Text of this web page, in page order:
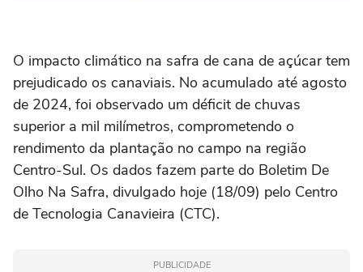
O impacto climático na safra de cana de açúcar tem
prejudicado os canaviais. No acumulado até agosto
de 2024, foi observado um déficit de chuvas
superior a mil milímetros, comprometendo o
rendimento da plantação no campo na região
Centro-Sul. Os dados fazem parte do Boletim De
Olho Na Safra, divulgado hoje (18/09) pelo Centro
de Tecnologia Canavieira (CTC).
PUBLICIDADE